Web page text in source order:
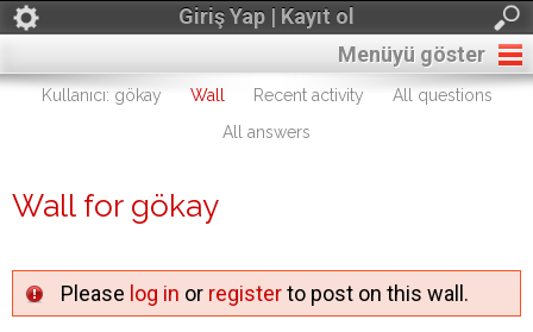
Giriş Yap | Kayıt ol
Menüyü göster
Kullanıcı: gökay Wall Recent activity
All questions
All answers
Wall for gökay
Please log in or registerto post on this wall.